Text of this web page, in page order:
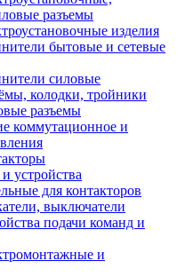
разъемы
изделия
бытовые и сетевые
силовые
колодки, тройники
разъемы
коммутационное и
устройства
для контакторов
выключатели
подачи команд и
и